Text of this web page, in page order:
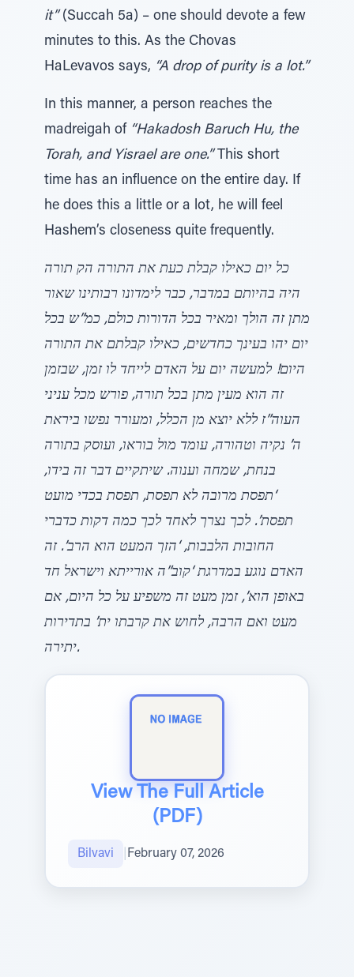
it”(Succah 5a) – one should devote a few
minutes to this. As the Chovas
HaLevavos says, “A drop of purity is a lot.”
In this manner, a person reaches the
madreigah of “Hakadosh Baruch Hu, the
Torah, and Yisrael are one.”This short
time has an influence on the entire day. If
he does this a little or a lot, he will feel
Hashem’s closeness quite frequently.
כל יום כאילו קבלת כעת את התורה הק תורה
היה בהיותם במדבר, כבר לימדונו רבותינו שאור
מתן זה הולך ומאיר בכל הדורות כולם, כמ”ש בכל
יום יהו בעינך כחדשים, כאילו קבלתם את התורה
היום! למעשה יום על האדם לייחד לו זמן, שבזמן
זה הוא מעין מתן בכל תורה, פורש מכל עניני
העוה”ז ללא יוצא מן הכלל, ומעורר נפשו ביראת
ה’ נקיה וטהורה, עומד מול בוראו, ועוסק בתורה
בנחת, שמחה וענוה. שיתקיים דבר זה בידו,
‘תפסת מרובה לא תפסת, תפסת בכדי מועט
תפסת’. לכך נצרך לאחד לכך כמה דקות כדברי
החובות הלבבות, ‘הזך המעט הוא הרב’. זה
האדם נוגע במדרגת ‘קוב”ה אורייתא וישראל חד
באופן הוא’, זמן מעט זה משפיע על כל היום, אם
מעט ואם הרבה, לחוש את קרבתו ית’ בתדירות
יתירה.
View The Full Article
(PDF)
Bilvavi February 07, 2026